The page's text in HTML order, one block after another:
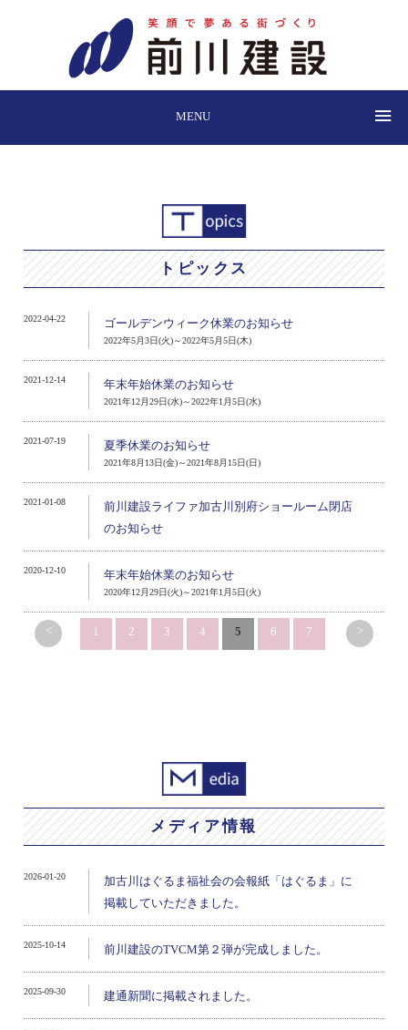
MENU
トピックス
2022-04-22 ゴールデンウィーク休業のお知らせ
2022年5月3日(火)～2022年5月5日(木)
2021-12-14 年末年始休業のお知らせ
2021年12月29日(水)～2022年1月5日(水)
2021-07-19 夏季休業のお知らせ
2021年8月13日(金)～2021年8月15日(日)
2021-01-08
前川建設ライファ加古川別府ショールーム閉店
のお知らせ
2020-12-10 年末年始休業のお知らせ
2020年12月29日(火)～2021年1月5日(火)
< 1 2 3 4 5 6 7 >
メディア情報
2026-01-20
加古川はぐるま福祉会の会報紙「はぐるま」に
掲載していただきました。
2025-10-14 前川建設のTVCM第２弾が完成しました。
2025-09-30 建通新聞に掲載されました。